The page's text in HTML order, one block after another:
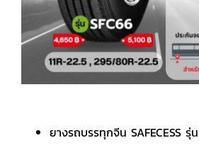
ยางรถบรรทุกจีน SAFECESS รุ่น